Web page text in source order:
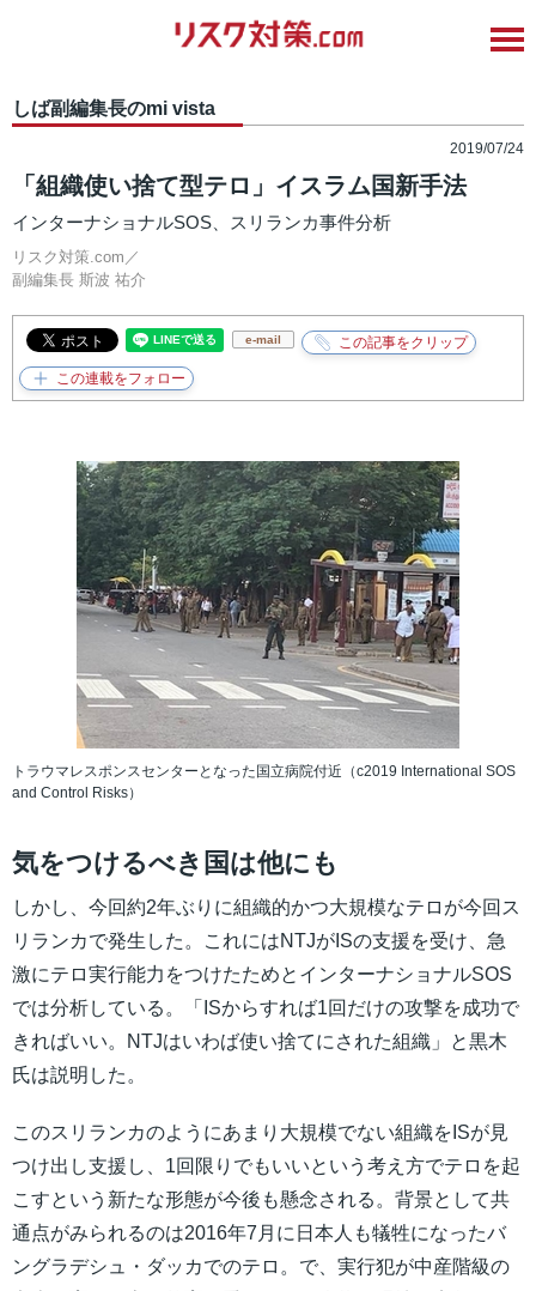
しば副編集長のmi vista
2019/07/24
「組織使い捨て型テロ」イスラム国新手法
インターナショナルSOS、スリランカ事件分析
リスク対策.com／
副編集長 斯波 祐介
e-mail
トラウマレスポンスセンターとなった国立病院付近（c2019 International SOS
and Control Risks）
気をつけるべき国は他にも
しかし、今回約2年ぶりに組織的かつ大規模なテロが今回ス
リランカで発生した。これにはNTJがISの支援を受け、急
激にテロ実行能力をつけたためとインターナショナルSOS
では分析している。「ISからすれば1回だけの攻撃を成功で
きればいい。NTJはいわば使い捨てにされた組織」と黒木
氏は説明した。
このスリランカのようにあまり大規模でない組織をISが見
つけ出し支援し、1回限りでもいいという考え方でテロを起
こすという新たな形態が今後も懸念される。背景として共
通点がみられるのは2016年7月に日本人も犠牲になったバ
ングラデシュ・ダッカでのテロ。で、実行犯が中産階級の